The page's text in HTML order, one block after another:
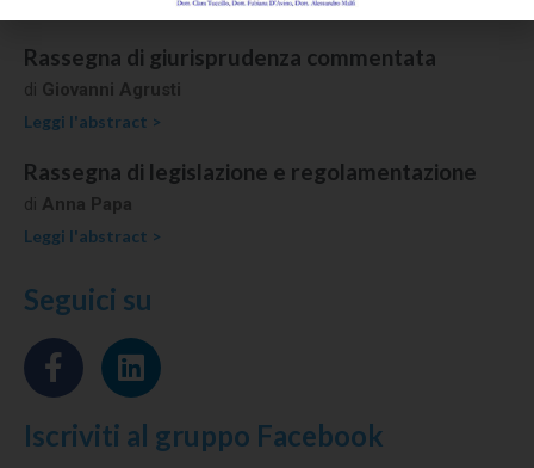
Rassegna di giurisprudenza commentata
di Giovanni Agrusti
Leggi l'abstract >
Rassegna di legislazione e regolamentazione
di Anna Papa
Leggi l'abstract >
Seguici su
Iscriviti al gruppo Facebook